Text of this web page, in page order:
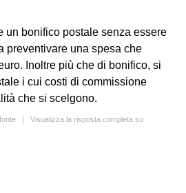
un bonifico postale senza essere
preventivare una spesa che
Inoltre più che di bonifico, si
i cui costi di commissione
che si scelgono.
| Visualizza la risposta completa su